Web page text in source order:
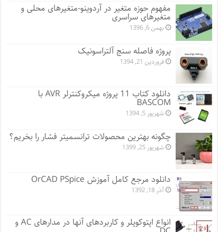
مفهوم حوزه متغیر در آردوینو-متغیرهای محلی و
متغیرهای سراسری
بهمن 6, 1396
پروژه فاصله سنج آلتراسونیک
فروردین 21, 1394
دانلود کتاب 11 پروژه میکروکنترلر AVR با
BASCOM
شهریور 5, 1394
چگونه بهترین محصولات ترانسمیتر فشار را بخریم؟
شهریور 25, 1399
دانلود مرجع کامل آموزش OrCAD PSpice
آذر 18, 1392
انواع اپتوکوپلر و کاربردهای آنها در مدارهای AC و